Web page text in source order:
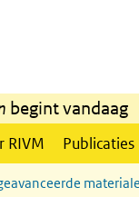
begint vandaag
RIVM Publicaties